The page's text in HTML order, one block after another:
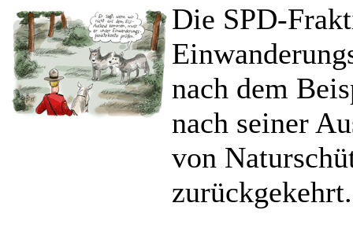
Die SPD-
nach dem
nach seiner
von
zurückgekehrt.